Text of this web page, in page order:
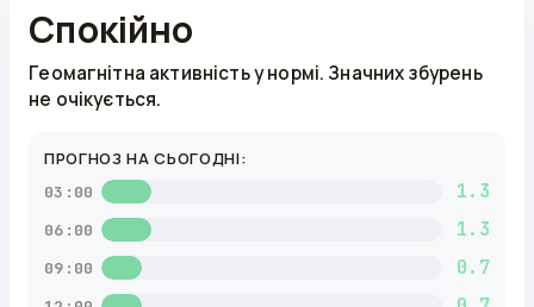
Спокійно
Геомагнітна активність у нормі. Значних збурень
не очікується.
ПРОГНОЗ НА СЬОГОДНІ:
03:00 1.3
06:00 1.3
09:00 0.7